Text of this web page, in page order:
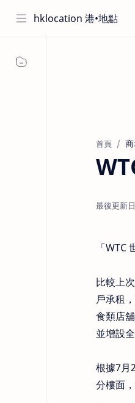
hklocation 港•地點
首頁
最後更新
「
比較上次
戶承租，
食類店
並增設
根據7月
分樓面